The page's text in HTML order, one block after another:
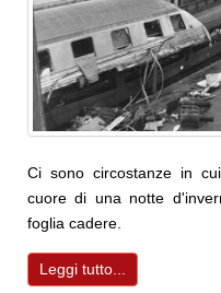
Ci sono circostanze in cui
cuore di una notte
foglia cadere.
Leggi tutto...